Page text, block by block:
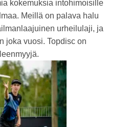
kokemuksia intohimoisille
Meillä on palava halu
urheilulaji, ja
joka vuosi. Topdisc on